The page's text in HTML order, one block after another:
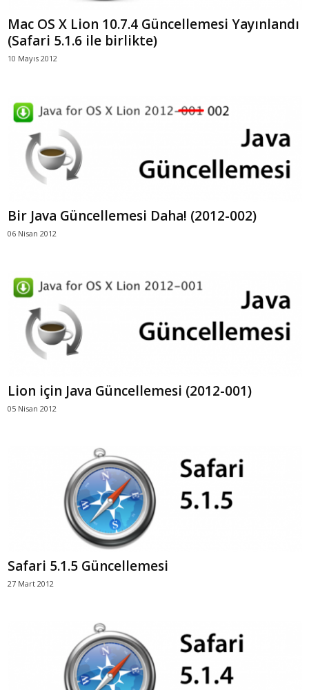
Mac OS X Lion 10.7.4 Güncellemesi Yayınlandı
(Safari 5.1.6 ile birlikte)
10 Mayıs 2012
Bir Java Güncellemesi Daha! (2012-002)
06 Nisan 2012
Lion için Java Güncellemesi (2012-001)
05 Nisan 2012
Safari 5.1.5 Güncellemesi
27 Mart 2012